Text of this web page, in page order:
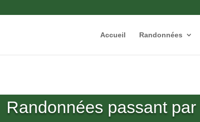
Accueil Randonnées
Randonnées passant par